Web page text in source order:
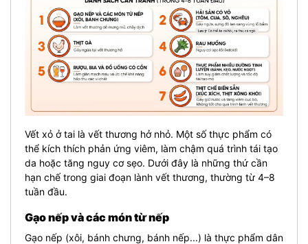
Vết xỏ ở tai là vết thương hở nhỏ. Một số thực phẩm có
thể kích thích phản ứng viêm, làm chậm quá trình tái tạo
da hoặc tăng nguy cơ sẹo. Dưới đây là những thứ cần
hạn chế trong giai đoạn lành vết thương, thường từ 4–8
tuần đầu.
Gạo nếp và các món từ nếp
Gạo nếp (xôi, bánh chưng, bánh nếp...) là thực phẩm dân